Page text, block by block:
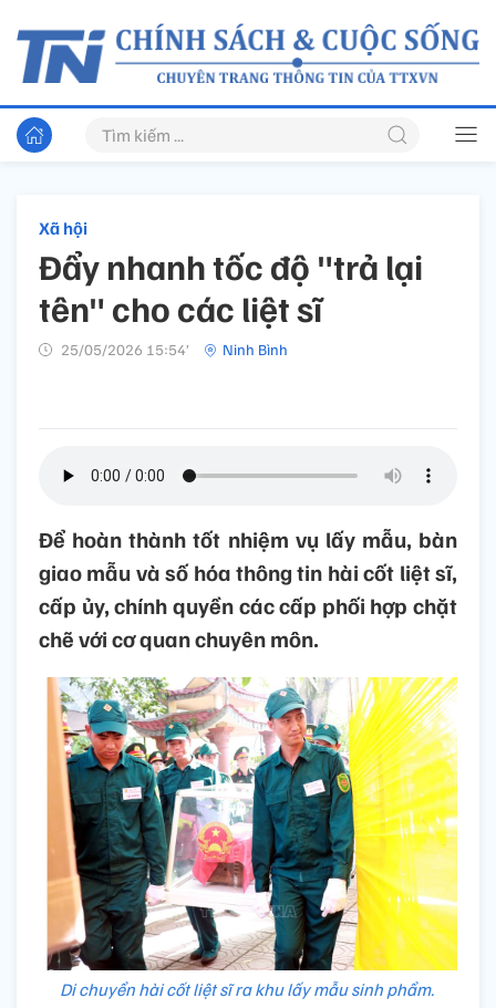
Xã hội
Đẩy nhanh tốc độ "trả lại
tên" cho các liệt sĩ
25/05/2026 15:54’ Ninh Bình
Để hoàn thành tốt nhiệm vụ lấy mẫu, bàn
giao mẫu và số hóa thông tin hài cốt liệt sĩ,
cấp ủy, chính quyền các cấp phối hợp chặt
chẽ với cơ quan chuyên môn.
Di chuyển hài cốt liệt sĩ ra khu lấy mẫu sinh phẩm.